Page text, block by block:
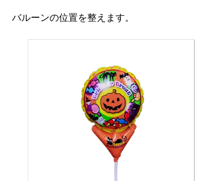
バルーンの位置を整えます。